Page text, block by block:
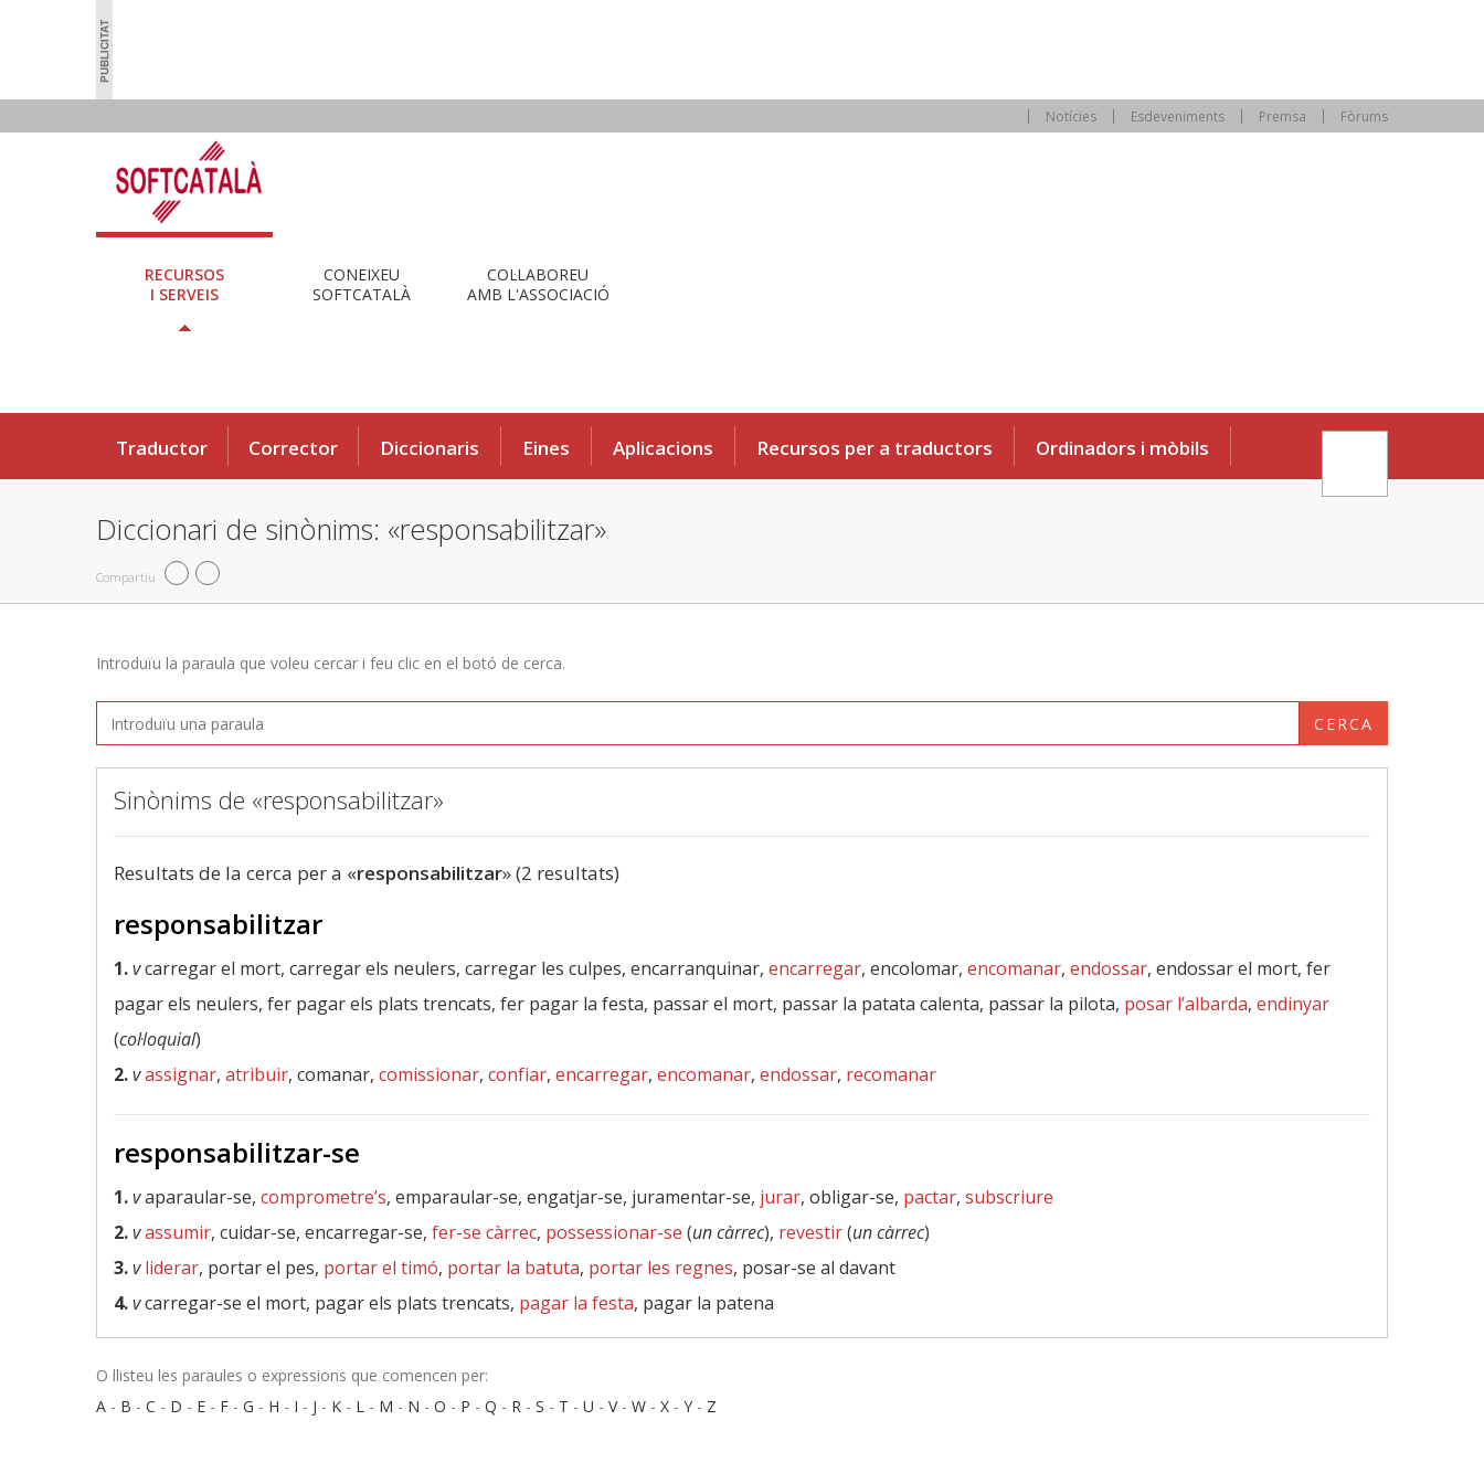
Notícies Esdeveniments Premsa Fòrums
RECURSOS
I SERVEIS
CONEIXEU
SOFTCATALÀ
COL·LABOREU
AMB L'ASSOCIACIÓ
Traductor Corrector Diccionaris Eines Aplicacions Recursos per a traductors Ordinadors i mòbils
Diccionari de sinònims: «responsabilitzar»
Compartiu
Introduïu la paraula que voleu cercar i feu clic en el botó de cerca.
CERCA
Sinònims de «responsabilitzar»
Resultats de la cerca per a «responsabilitzar» (2 resultats)
responsabilitzar
1.vcarregar el mort, carregar els neulers, carregar les culpes, encarranquinar, encarregar, encolomar, encomanar, endossar, endossar el mort, fer
pagar els neulers, fer pagar els plats trencats, fer pagar la festa, passar el mort, passar la patata calenta, passar la pilota, posar l’albarda, endinyar
(col·loquial)
2.vassignar, atribuir, comanar, comissionar, confiar, encarregar, encomanar, endossar, recomanar
responsabilitzar-se
1.vaparaular-se, comprometre’s, emparaular-se, engatjar-se, juramentar-se, jurar, obligar-se, pactar, subscriure
2.vassumir, cuidar-se, encarregar-se, fer-se càrrec, possessionar-se (un càrrec), revestir(un càrrec)
3.v liderar, portar el pes, portar el timó, portar la batuta, portar les regnes, posar-se al davant
4.vcarregar-se el mort, pagar els plats trencats, pagar la festa, pagar la patena
O llisteu les paraules o expressions que comencen per:
A - B - C - D - E - F - G - H - I - J - K - L - M - N - O - P - Q - R - S - T - U - V- W - X - Y - Z